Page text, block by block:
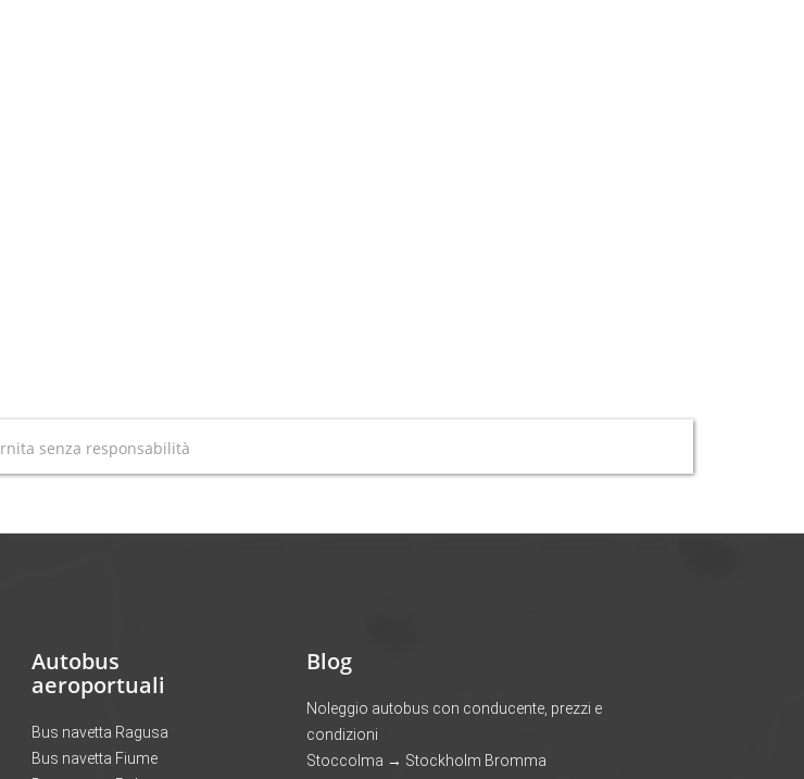
senza responsabilità
Autobus
aeroportuali
Bus navetta Ragusa
Bus navetta Fiume
Blog
Noleggio autobus con conducente, prezzi e
condizioni
Stoccolma → Stockholm Bromma